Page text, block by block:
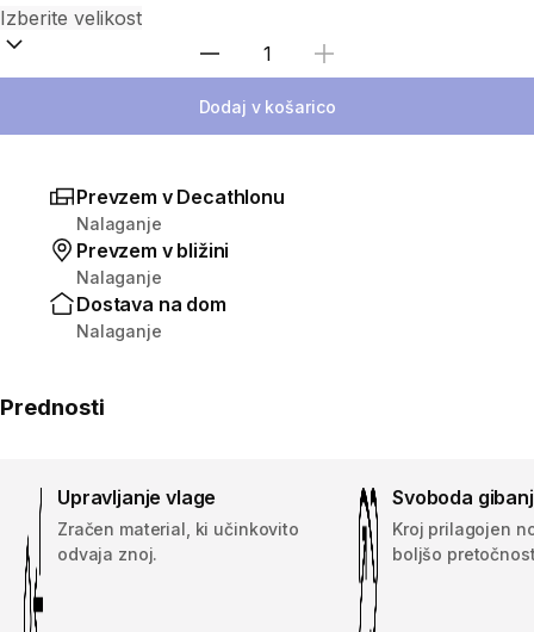
Izberite količino
Dodaj v košarico
Prevzem v Decathlonu
Nalaganje
Prevzem v bližini
Nalaganje
Dostava na dom
Nalaganje
Prednosti
Upravljanje vlage
Zračen material, ki učinkovito
odvaja znoj.
Svoboda
Kroj prilagojen
boljšo